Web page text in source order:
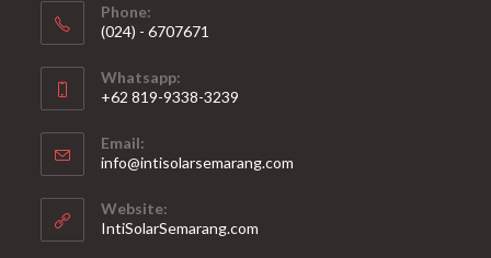
Phone:
(024) - 6707671
Whatsapp:
+62 819-9338-3239
Email:
info@intisolarsemarang.com
Website:
IntiSolarSemarang.com